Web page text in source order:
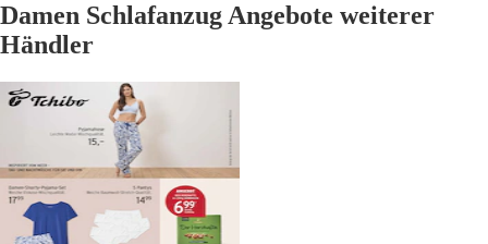
Damen Schlafanzug Angebote weiterer
Händler